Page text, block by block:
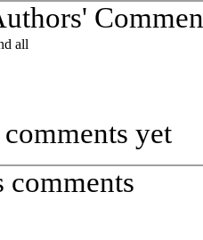
all
yet